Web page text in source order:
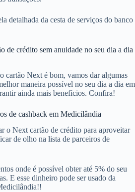
detalhada da cesta de serviços do banco
de crédito sem anuidade no seu dia a dia
cartão Next é bom, vamos dar algumas
maneira possível no seu dia a dia em
ainda mais benefícios. Confira!
de cashback em Medicilândia
o Next cartão de crédito para aproveitar
de olho na lista de parceiros de
onde é possível obter até 5% do seu
E esse dinheiro pode ser usado da